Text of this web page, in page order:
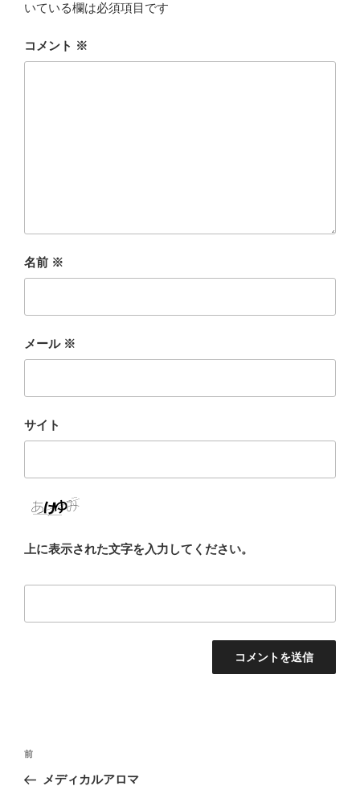
いている欄は必須項目です
コメント ※
名前 ※
メール ※
サイト
上に表示された文字を入力してください。
投
前
の
前
メディカルアロマ